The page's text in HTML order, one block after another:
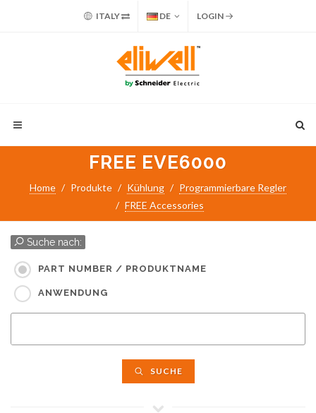
ITALY DE LOGIN
FREE EVE6000
Home Produkte Kühlung
Programmierbare Regler
FREE Accessories
Suche nach:
PART NUMBER / PRODUKTNAME
ANWENDUNG
SUCHE